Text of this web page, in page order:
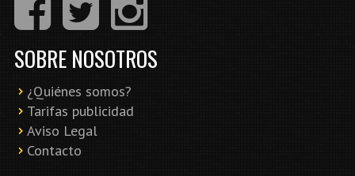
SOBRE NOSOTROS
¿Quiénes somos?
Tarifas publicidad
Aviso Legal
Contacto